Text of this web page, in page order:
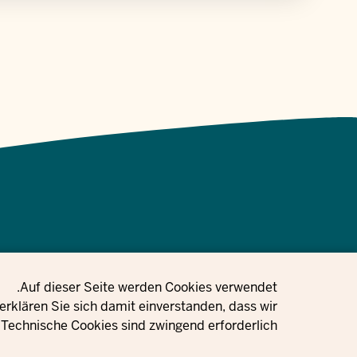
Privacy settings
Auf dieser Seite werden Cookies verwendet.
Sie sich damit einverstanden, dass wir
Cookies sind zwingend erforderlich.
Flucht und Integration des Landes Nordrhein-